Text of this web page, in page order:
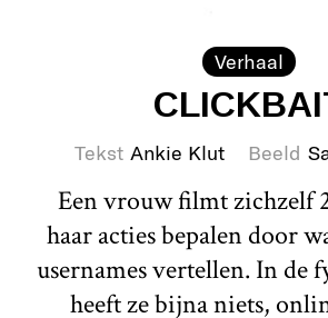
Verhaal
Tekst Ankie Klut Beeld
Een vrouw filmt zichzelf
haar acties bepalen door
usernames vertellen. In de
heeft ze bijna niets,